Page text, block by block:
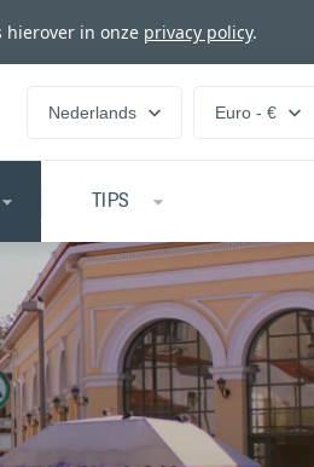
hierover in onze privacy policy.
Nederlands Euro - €
TIPS